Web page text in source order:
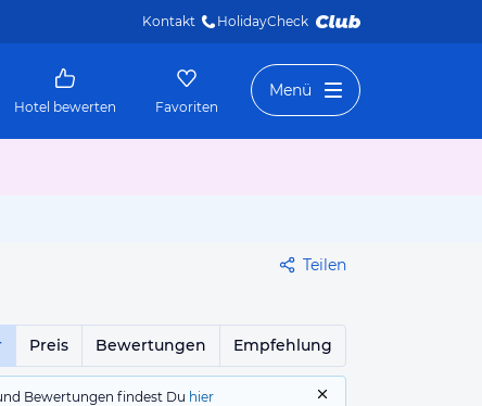
Kontakt HolidayCheck
Hotel bewerten Favoriten
Menü
Teilen
Preis Bewertungen Empfehlung
Bewertungen findest Du hier